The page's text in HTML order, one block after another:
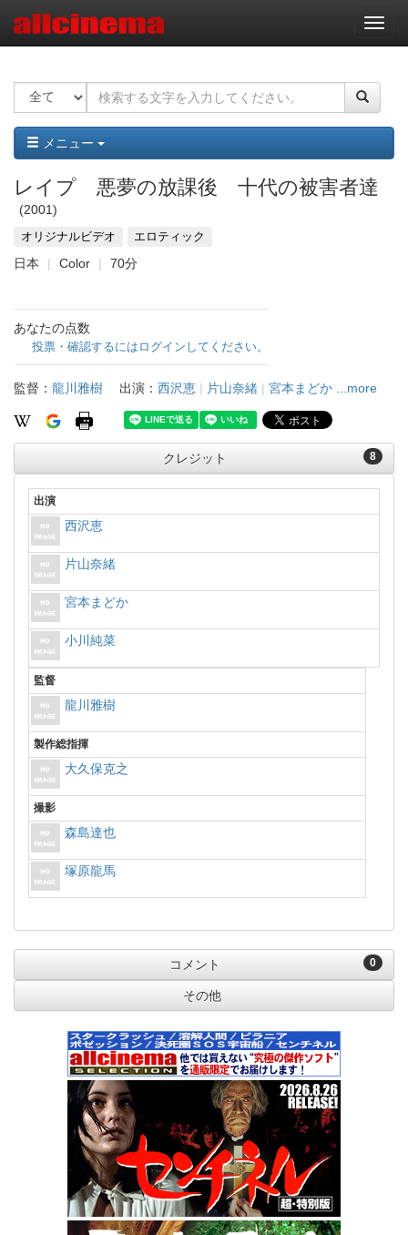
ナ
ビ
ー
ョ
ン
メニュー
レイプ 悪夢の放課後 十代の被害者達
2001
オリジナルビデオ エロティック
日本 Color 70分
あなたの点数
投票・確認するにはログインしてください。
監督： 龍川雅樹 出演： 西沢恵 | 片山奈緒 | 宮本まどか ...more
8
クレジット
出演
西沢恵
片山奈緒
宮本まどか
小川純菜
監督
龍川雅樹
製作総指揮
大久保克之
撮影
森島達也
塚原龍馬
0
コメント
その他